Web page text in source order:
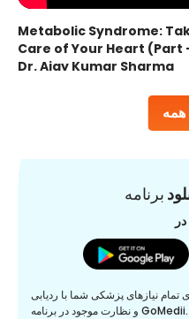
Metabolic Syndrome:
Care of Your Heart (Part
Dr. Ajay Kumar Sharma
تمام نیازهای پزشکی شما با ردیابی
و نظارت موجود در برنامه GoMedii.